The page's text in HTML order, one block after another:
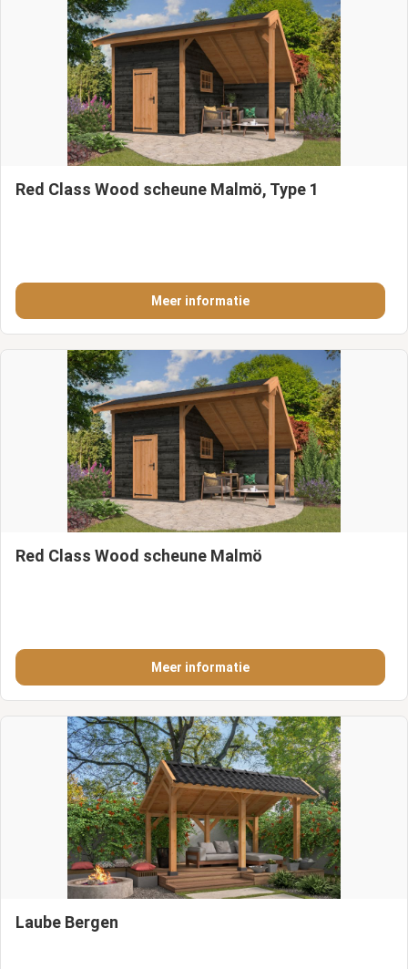
Red Class Wood scheune Malmö, Type 1
Meer informatie
Red Class Wood scheune Malmö
Meer informatie
Laube Bergen